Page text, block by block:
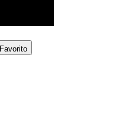
Favorito